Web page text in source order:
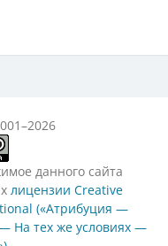
данного сайта
лицензии Creative
(«Атрибуция —
На тех же условиях —